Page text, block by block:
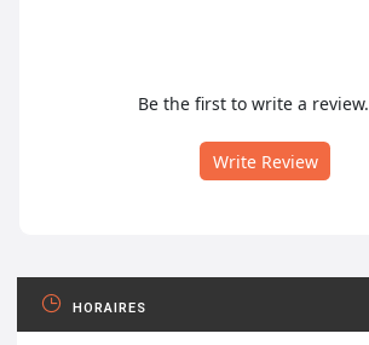
Be the first to write a review.
Write Review
HORAIRES